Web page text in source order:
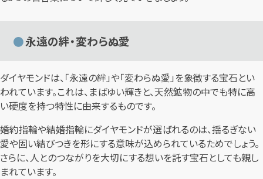
永遠の絆・変わらぬ愛
ダイヤモンドは、「永遠の絆」や「変わらぬ愛」を象徴する宝石とい
われています。これは、まばゆい輝きと、天然鉱物の中でも特に高
い硬度を持つ特性に由来するものです。
婚約指輪や結婚指輪にダイヤモンドが選ばれるのは、揺るぎない
愛や固い結びつきを形にする意味が込められているためでしょう。
さらに、人とのつながりを大切にする想いを託す宝石としても親し
まれています。